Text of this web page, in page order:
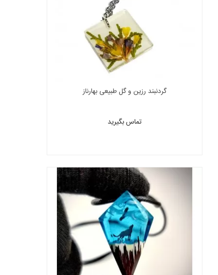
گردنبند رزین و گل طبیعی بهارناز
تماس بگیرید